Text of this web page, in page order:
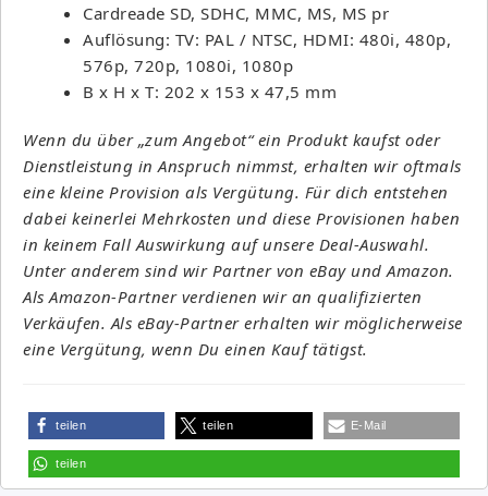
Cardreade SD, SDHC, MMC, MS, MS pr
Auflösung: TV: PAL / NTSC, HDMI: 480i, 480p,
576p, 720p, 1080i, 1080p
B x H x T: 202 x 153 x 47,5 mm
Wenn du über „zum Angebot“ ein Produkt kaufst oder
Dienstleistung in Anspruch nimmst, erhalten wir oftmals
eine kleine Provision als Vergütung. Für dich entstehen
dabei keinerlei Mehrkosten und diese Provisionen haben
in keinem Fall Auswirkung auf unsere Deal-Auswahl.
Unter anderem sind wir Partner von eBay und Amazon.
Als Amazon-Partner verdienen wir an qualifizierten
Verkäufen. Als eBay-Partner erhalten wir möglicherweise
eine Vergütung, wenn Du einen Kauf tätigst.
teilen teilen E-Mail
teilen